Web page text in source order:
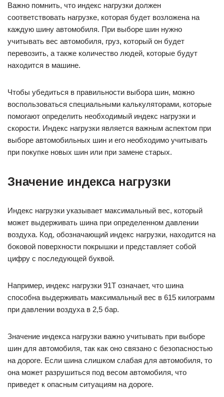
Важно помнить, что индекс нагрузки должен
соответствовать нагрузке, которая будет возложена на
каждую шину автомобиля. При выборе шин нужно
учитывать вес автомобиля, груз, который он будет
перевозить, а также количество людей, которые будут
находится в машине.
Чтобы убедиться в правильности выбора шин, можно
воспользоваться специальными калькуляторами, которые
помогают определить необходимый индекс нагрузки и
скорости. Индекс нагрузки является важным аспектом при
выборе автомобильных шин и его необходимо учитывать
при покупке новых шин или при замене старых.
Значение индекса нагрузки
Индекс нагрузки указывает максимальный вес, который
может выдерживать шина при определенном давлении
воздуха. Код, обозначающий индекс нагрузки, находится на
боковой поверхности покрышки и представляет собой
цифру с последующей буквой.
Например, индекс нагрузки 91T означает, что шина
способна выдерживать максимальный вес в 615 килограмм
при давлении воздуха в 2,5 бар.
Значение индекса нагрузки важно учитывать при выборе
шин для автомобиля, так как оно связано с безопасностью
на дороге. Если шина слишком слабая для автомобиля, то
она может разрушиться под весом автомобиля, что
приведет к опасным ситуациям на дороге.